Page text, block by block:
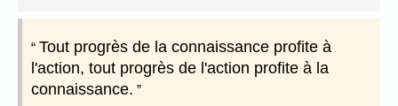
Tout progrès de la connaissance profite à
l'action, tout progrès de l'action profite à la
connaissance.